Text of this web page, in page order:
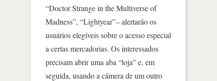
“Doctor Strange in the Multiverse of
Madness”, “Lightyear”– alertarão os
usuários elegíveis sobre o acesso especial
a certas mercadorias. Os interessados
precisam abrir uma aba “loja” e, em
seguida, usando a câmera de um outro